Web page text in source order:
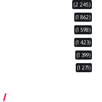
(2 245)
(1 862)
(1 598)
(1 423)
(1 399)
(1 271)